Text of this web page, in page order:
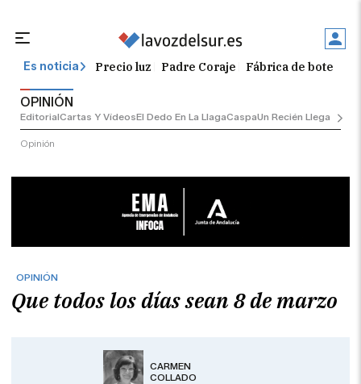
Es noticia Precio luz Padre Coraje Fábrica de botellas
OPINIÓN
EditorialCartas Y VídeosEl Dedo En La LlagaCaspaUn Recién Llegado
Opinión
OPINIÓN
Que todos los días sean 8 de marzo
CARMEN
COLLADO